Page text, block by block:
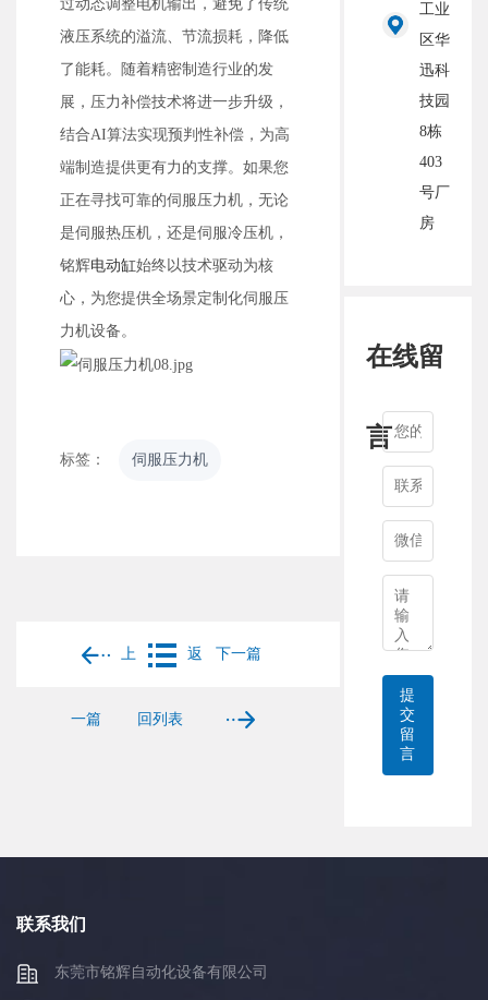
过动态调整电机输出，避免了传统
液压系统的溢流、节流损耗，降低
了能耗。随着精密制造行业的发
展，压力补偿技术将进一步升级，
结合AI算法实现预判性补偿，为高
端制造提供更有力的支撑。如果您
正在寻找可靠的伺服压力机，无论
是伺服热压机，还是伺服冷压机，
铭辉电动缸始终以‌技术驱动‌为核
心，为您提供‌全场景定制化伺服压
力机设备‌。
标签： 伺服压力机
上
一篇
返
回列表
下一篇
工业
区华
迅科
技园
8栋
403
号厂
房
在线留
言
提
交
留
言
联系我们
东莞市铭辉自动化设备有限公司